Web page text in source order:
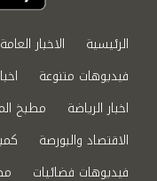
الرئيسية الاخبار العامة
فيديوهات متنوعة
اخبار الرياضة
مطبخ
الاقتصاد والبورصة
فيديوهات فضائيات